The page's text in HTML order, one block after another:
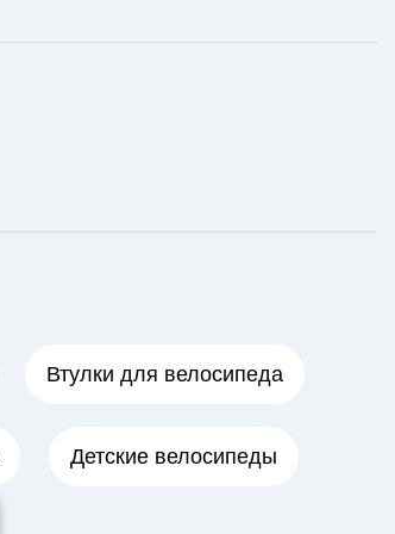
Втулки для велосипеда
Детские велосипеды